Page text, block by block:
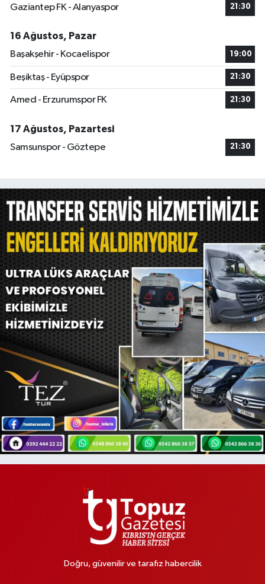
Gaziantep FK - Alanyaspor 21:30
16 Ağustos, Pazar
Başakşehir - Kocaelispor
19:00
Beşiktaş - Eyüpspor 21:30
Amed - Erzurumspor FK 21:30
17 Ağustos, Pazartesi
Samsunspor - Göztepe
21:30
Doğru, güvenilir ve tarafız habercilik